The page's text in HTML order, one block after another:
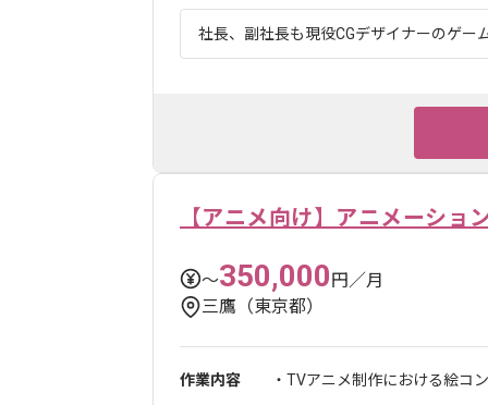
社長、副社長も現役CGデザイナーのゲー
【アニメ向け】アニメーショ
〜350,000円／月
三鷹（東京都）
作業内容
・TVアニメ制作における絵コ